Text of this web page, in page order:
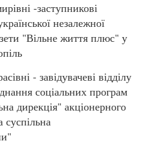
-заступникові
незалежної
"Вільне життя плюс" у
- завідувачеві відділу
соціальних програм
дирекція" акціонерного